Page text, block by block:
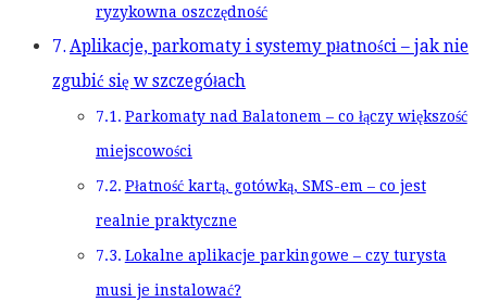
ryzykowna oszczędność
Aplikacje, parkomaty i systemy płatności – jak nie
zgubić się w szczegółach
Parkomaty nad Balatonem – co łączy większość
miejscowości
Płatność kartą, gotówką, SMS-em – co jest
realnie praktyczne
Lokalne aplikacje parkingowe – czy turysta
musi je instalować?